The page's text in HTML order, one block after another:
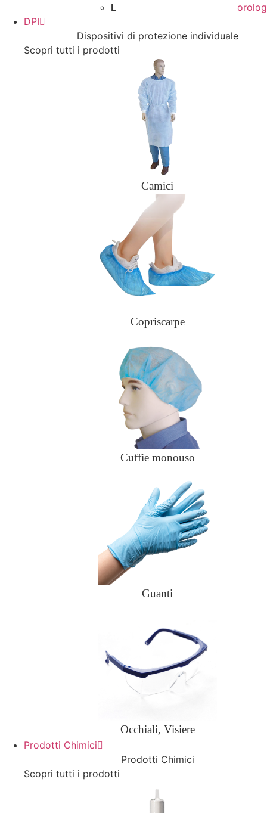
L
DPI
Dispositivi di protezione individuale
Scopri tutti i prodotti
Camici
Copriscarpe
Cuffie monouso
Guanti
Occhiali, Visiere
Prodotti Chimici
Prodotti Chimici
Scopri tutti i prodotti